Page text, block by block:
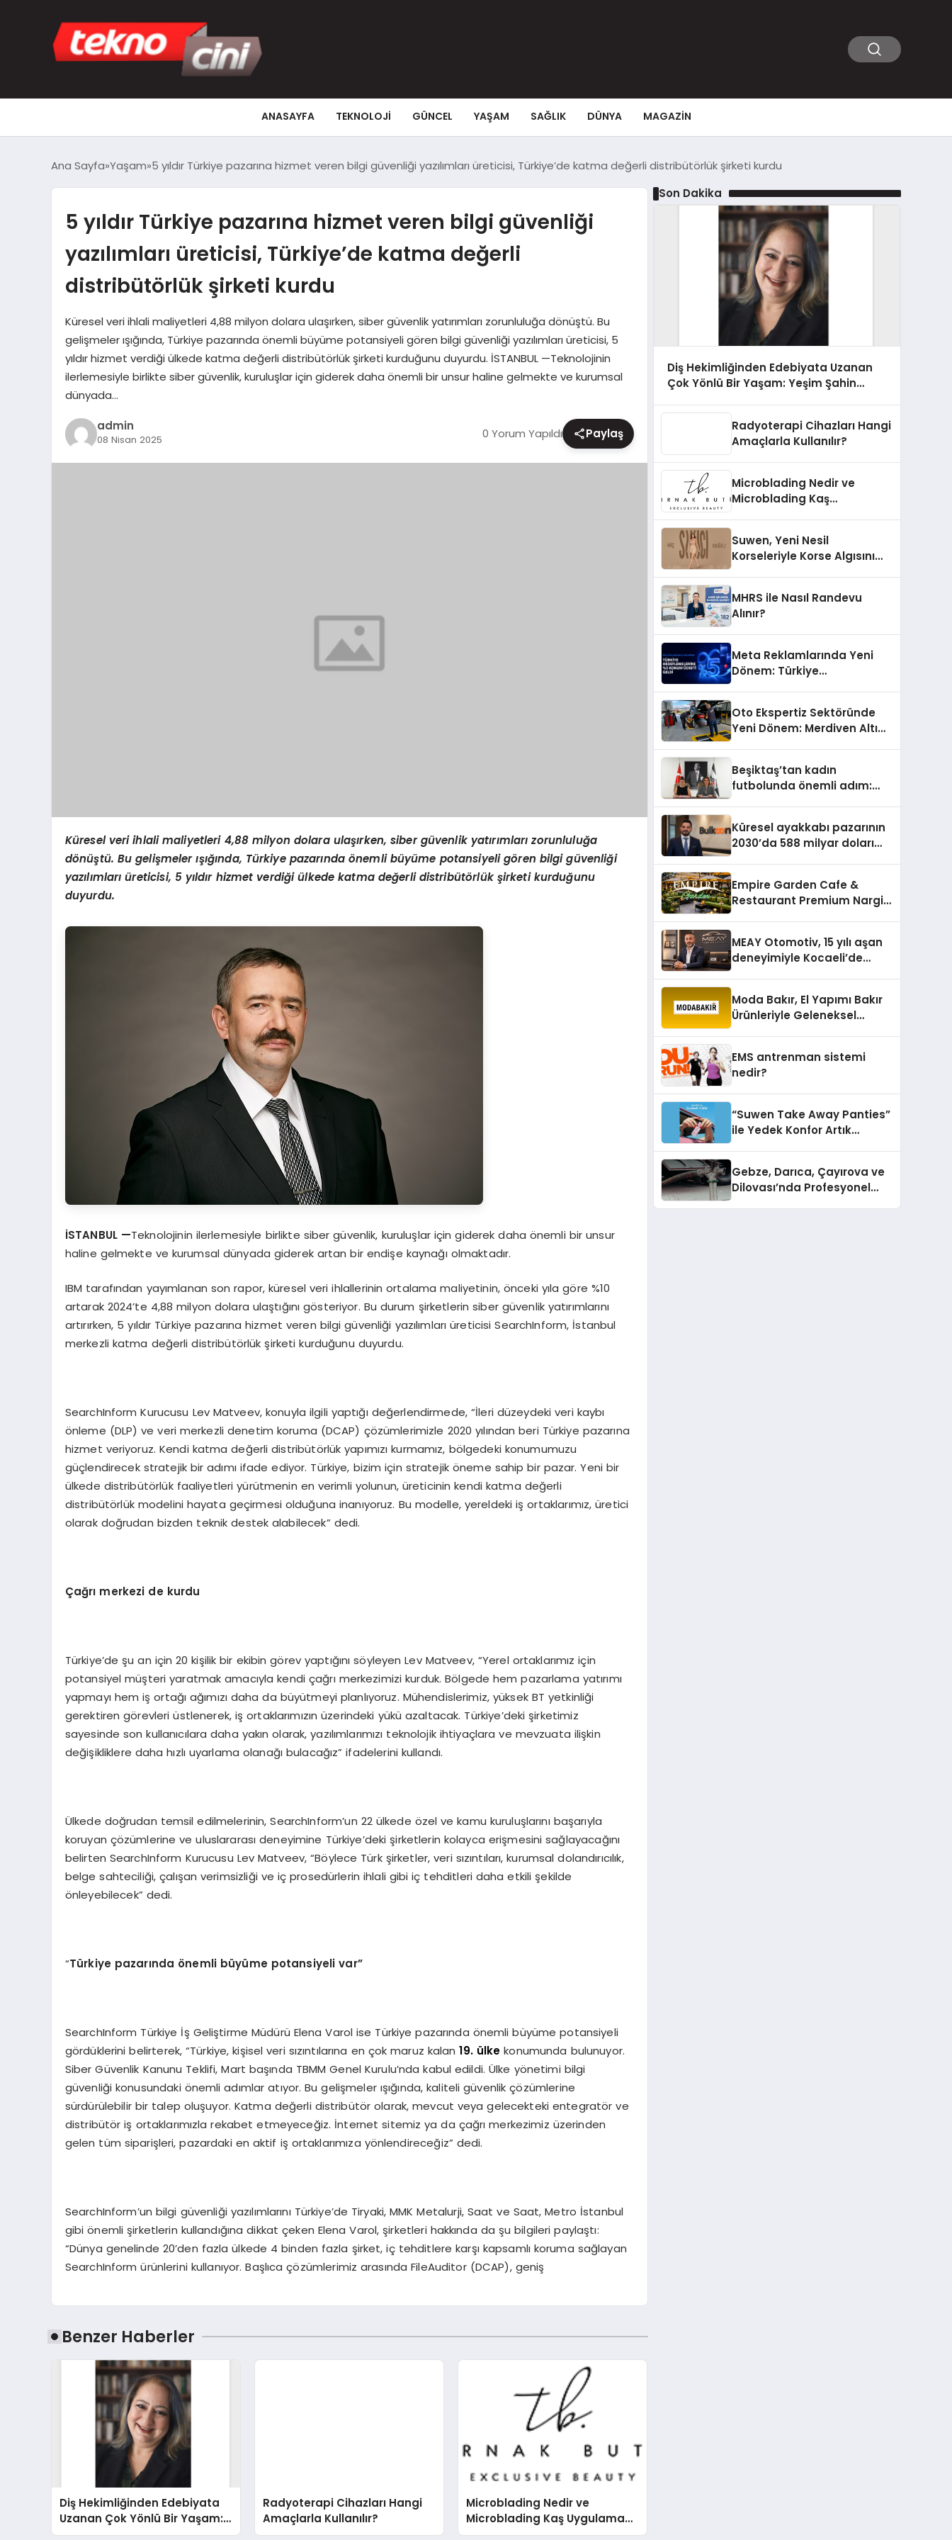
ANASAYFA TEKNOLOJI GÜNCEL YAŞAM SAĞLIK DÜNYA MAGAZIN
Ana Sayfa Yaşam 5 yıldır Türkiye pazarına hizmet veren bilgi güvenliği yazılımları üreticisi, Türkiye’de katma değerli distribütörlük şirketi kurdu
5 yıldır Türkiye pazarına hizmet veren bilgi güvenliği
yazılımları üreticisi, Türkiye’de katma değerli
distribütörlük şirketi kurdu
Küresel veri ihlali maliyetleri 4,88 milyon dolara ulaşırken, siber güvenlik yatırımları zorunluluğa dönüştü. Bu
gelişmeler ışığında, Türkiye pazarında önemli büyüme potansiyeli gören bilgi güvenliği yazılımları üreticisi, 5
yıldır hizmet verdiği ülkede katma değerli distribütörlük şirketi kurduğunu duyurdu. İSTANBUL —Teknolojinin
ilerlemesiyle birlikte siber güvenlik, kuruluşlar için giderek daha önemli bir unsur haline gelmekte ve kurumsal
dünyada…
admin
08 Nisan 2025 0 Yorum Yapıldı Paylaş
Küresel veri ihlali maliyetleri 4,88 milyon dolara ulaşırken, siber güvenlik yatırımları zorunluluğa
dönüştü. Bu gelişmeler ışığında, Türkiye pazarında önemli büyüme potansiyeli gören bilgi güvenliği
yazılımları üreticisi, 5 yıldır hizmet verdiği ülkede katma değerli distribütörlük şirketi kurduğunu
duyurdu.
İSTANBUL —Teknolojinin ilerlemesiyle birlikte siber güvenlik, kuruluşlar için giderek daha önemli bir unsur
haline gelmekte ve kurumsal dünyada giderek artan bir endişe kaynağı olmaktadır.
IBM tarafından yayımlanan son rapor, küresel veri ihlallerinin ortalama maliyetinin, önceki yıla göre %10
artarak 2024’te 4,88 milyon dolara ulaştığını gösteriyor. Bu durum şirketlerin siber güvenlik yatırımlarını
artırırken, 5 yıldır Türkiye pazarına hizmet veren bilgi güvenliği yazılımları üreticisi SearchInform, İstanbul
merkezli katma değerli distribütörlük şirketi kurduğunu duyurdu.
SearchInform Kurucusu Lev Matveev, konuyla ilgili yaptığı değerlendirmede, “İleri düzeydeki veri kaybı
önleme (DLP) ve veri merkezli denetim koruma (DCAP) çözümlerimizle 2020 yılından beri Türkiye pazarına
hizmet veriyoruz. Kendi katma değerli distribütörlük yapımızı kurmamız, bölgedeki konumumuzu
güçlendirecek stratejik bir adımı ifade ediyor. Türkiye, bizim için stratejik öneme sahip bir pazar. Yeni bir
ülkede distribütörlük faaliyetleri yürütmenin en verimli yolunun, üreticinin kendi katma değerli
distribütörlük modelini hayata geçirmesi olduğuna inanıyoruz. Bu modelle, yereldeki iş ortaklarımız, üretici
olarak doğrudan bizden teknik destek alabilecek” dedi.
Çağrı merkezi de kurdu
Türkiye’de şu an için 20 kişilik bir ekibin görev yaptığını söyleyen Lev Matveev, “Yerel ortaklarımız için
potansiyel müşteri yaratmak amacıyla kendi çağrı merkezimizi kurduk. Bölgede hem pazarlama yatırımı
yapmayı hem iş ortağı ağımızı daha da büyütmeyi planlıyoruz. Mühendislerimiz, yüksek BT yetkinliği
gerektiren görevleri üstlenerek, iş ortaklarımızın üzerindeki yükü azaltacak. Türkiye’deki şirketimiz
sayesinde son kullanıcılara daha yakın olarak, yazılımlarımızı teknolojik ihtiyaçlara ve mevzuata ilişkin
değişikliklere daha hızlı uyarlama olanağı bulacağız” ifadelerini kullandı.
Ülkede doğrudan temsil edilmelerinin, SearchInform’un 22 ülkede özel ve kamu kuruluşlarını başarıyla
koruyan çözümlerine ve uluslararası deneyimine Türkiye’deki şirketlerin kolayca erişmesini sağlayacağını
belirten SearchInform Kurucusu Lev Matveev, “Böylece Türk şirketler, veri sızıntıları, kurumsal dolandırıcılık,
belge sahteciliği, çalışan verimsizliği ve iç prosedürlerin ihlali gibi iç tehditleri daha etkili şekilde
önleyebilecek” dedi.
“Türkiye pazarında önemli büyüme potansiyeli var”
SearchInform Türkiye İş Geliştirme Müdürü Elena Varol ise Türkiye pazarında önemli büyüme potansiyeli
gördüklerini belirterek, “Türkiye, kişisel veri sızıntılarına en çok maruz kalan19. ülke konumunda bulunuyor.
Siber Güvenlik Kanunu Teklifi, Mart başında TBMM Genel Kurulu’nda kabul edildi. Ülke yönetimi bilgi
güvenliği konusundaki önemli adımlar atıyor. Bu gelişmeler ışığında, kaliteli güvenlik çözümlerine
sürdürülebilir bir talep oluşuyor. Katma değerli distribütör olarak, mevcut veya gelecekteki entegratör ve
distribütör iş ortaklarımızla rekabet etmeyeceğiz. İnternet sitemiz ya da çağrı merkezimiz üzerinden
gelen tüm siparişleri, pazardaki en aktif iş ortaklarımıza yönlendireceğiz” dedi.
SearchInform’un bilgi güvenliği yazılımlarını Türkiye’de Tiryaki, MMK Metalurji, Saat ve Saat, Metro İstanbul
gibi önemli şirketlerin kullandığına dikkat çeken Elena Varol, şirketleri hakkında da şu bilgileri paylaştı:
“Dünya genelinde 20’den fazla ülkede 4 binden fazla şirket, iç tehditlere karşı kapsamlı koruma sağlayan
SearchInform ürünlerini kullanıyor. Başlıca çözümlerimiz arasında FileAuditor (DCAP), geniş
Benzer Haberler
Diş Hekimliğinden Edebiyata
Uzanan Çok Yönlü Bir Yaşam:
Yeşim Şahin Yaman
Radyoterapi Cihazları Hangi
Amaçlarla Kullanılır?
Microblading Nedir ve
Microblading Kaş Uygulaması
Nasıl Yapılır?
Son Dakika
Diş Hekimliğinden Edebiyata Uzanan
Çok Yönlü Bir Yaşam: Yeşim Şahin
Radyoterapi Cihazları Hangi
Amaçlarla Kullanılır?
Microblading Nedir ve
Microblading Kaş
Suwen, Yeni Nesil
Korseleriyle Korse Algısını
MHRS ile Nasıl Randevu
Alınır?
Meta Reklamlarında Yeni
Dönem: Türkiye
Oto Ekspertiz Sektöründe
Yeni Dönem: Merdiven Altı
Beşiktaş’tan kadın
futbolunda önemli adım:
Gündoğdu kulüp hafızasını
geleceğe taşıyacak
Küresel ayakkabı pazarının
2030’da 588 milyar doları
Empire Garden Cafe &
Restaurant Premium Nargile
MEAY Otomotiv, 15 yılı aşan
deneyimiyle Kocaeli’de
Moda Bakır, El Yapımı Bakır
Ürünleriyle Geleneksel
EMS antrenman sistemi
nedir?
“Suwen Take Away Panties”
ile Yedek Konfor Artık
Gebze, Darıca, Çayırova ve
Dilovası’nda Profesyonel